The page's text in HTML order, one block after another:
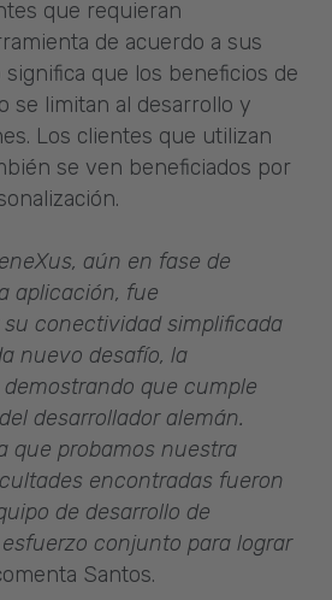
que requieran
de acuerdo a sus
significa que los beneficios de
se limitan al desarrollo y
Los clientes que utilizan
se ven beneficiados por
aún en fase de
aplicación, fue
conectividad simplificada
nuevo desafío, la
que cumple
desarrollador alemán.
que probamos nuestra
encontradas fueron
de desarrollo de
conjunto para lograr
Santos.